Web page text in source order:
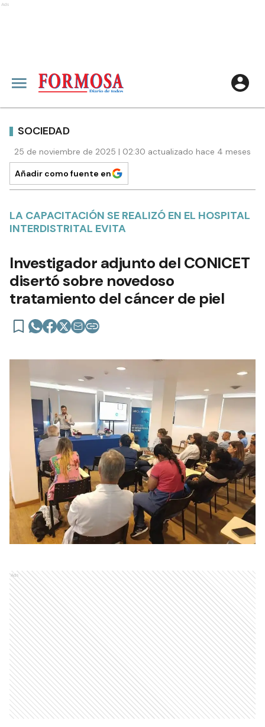
Ads
SOCIEDAD
25 de noviembre de 2025 | 02:30 actualizado hace 4 meses
Añadir como fuente en
LA CAPACITACIÓN SE REALIZÓ EN EL HOSPITAL
INTERDISTRITAL EVITA
Investigador adjunto del CONICET
disertó sobre novedoso
tratamiento del cáncer de piel
Ads